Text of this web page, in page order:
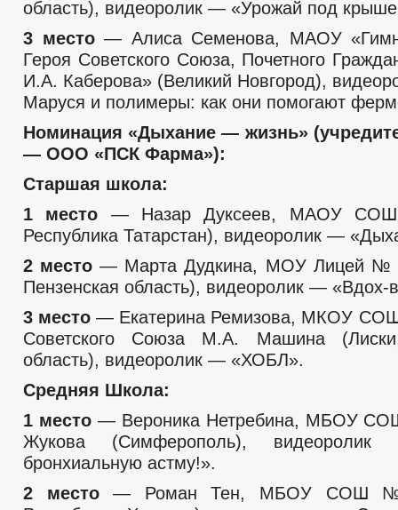
область), видеоролик — «Урожай под
3 место— Алиса Семенова, МАОУ
Героя Советского Союза, Почетного
И.А. Каберова» (Великий Новгород),
Маруся и полимеры: как они помогают
Номинация «Дыхание — жизнь»
— ООО «ПСК Фарма»):
Старшая школа:
1 место — Назар Дуксеев, МАОУ
Республика Татарстан), видеоролик —
2 место — Марта Дудкина, МОУ Лицей №
Пензенская область), видеоролик — «Вдох-
3 место — Екатерина Ремизова, МКОУ
Советского Союза М.А. Машина
область), видеоролик — «ХОБЛ».
Средняя Школа:
1 место— Вероника Нетребина, МБОУ
Жукова (Симферополь),
бронхиальную астму!».
2 место— Роман Тен, МБОУ СОШ №